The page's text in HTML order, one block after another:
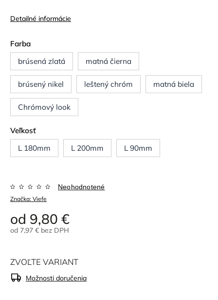
Detailné informácie
Farba
brúsená zlatá
matná čierna
brúsený nikel leštený chróm matná biela
Chrómový look
Veľkosť
L 180mm
L 200mm L 90mm
Značka: Viefe
Neohodnotené
od 9,80 €
od 7,97 € bez DPH
ZVOĽTE VARIANT
Možnosti doručenia